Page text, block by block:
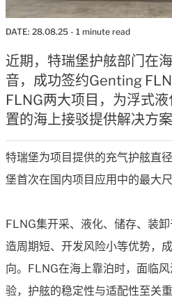
DATE: 28.08.25 - 1 minute read
近期，特瑞堡护舷部门在
音，成功签约Genting
FLNG两大项目，为浮式
置的海上接驳提供解决方案
特瑞堡为项目提供的充气护舷直
堡首次在国内项目应用中的最大尺
FLNG集开采、液化、储存、装
造周期短、开发风险小等优势，
向。FLNG在海上靠泊时，面临
验，护舷的稳定性与适配性至关重